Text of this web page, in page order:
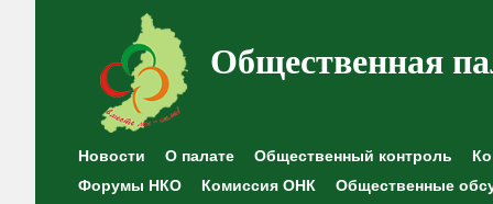
Общественная
Новости О палате Общественный контроль
Форумы НКО
Комиссия ОНК Общественные